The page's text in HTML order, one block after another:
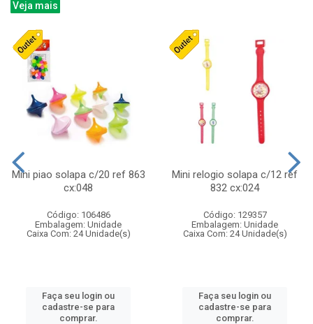
Veja mais
Mini piao solapa c/20 ref 863
cx:048
Código: 106486
Embalagem: Unidade
Caixa Com: 24 Unidade(s)
Faça seu login ou
cadastre-se para
comprar.
Mini relogio solapa c/12 ref
832 cx:024
Código: 129357
Embalagem: Unidade
Caixa Com: 24 Unidade(s)
Faça seu login ou
cadastre-se para
comprar.